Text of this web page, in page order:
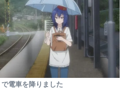
で電車を降りました